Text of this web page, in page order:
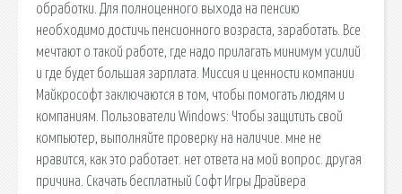
обработки. Для полноценного выхода на пенсию
необходимо достичь пенсионного возраста, заработать. Все
мечтают о такой работе, где надо прилагать минимум усилий
и где будет большая зарплата. Миссия и ценности компании
Майкрософт заключаются в том, чтобы помогать людям и
компаниям. Пользователи Windows: Чтобы защитить свой
компьютер, выполняйте проверку на наличие. мне не
нравится, как это работает. нет ответа на мой вопрос. другая
причина. Скачать бесплатный Софт Игры Драйвера